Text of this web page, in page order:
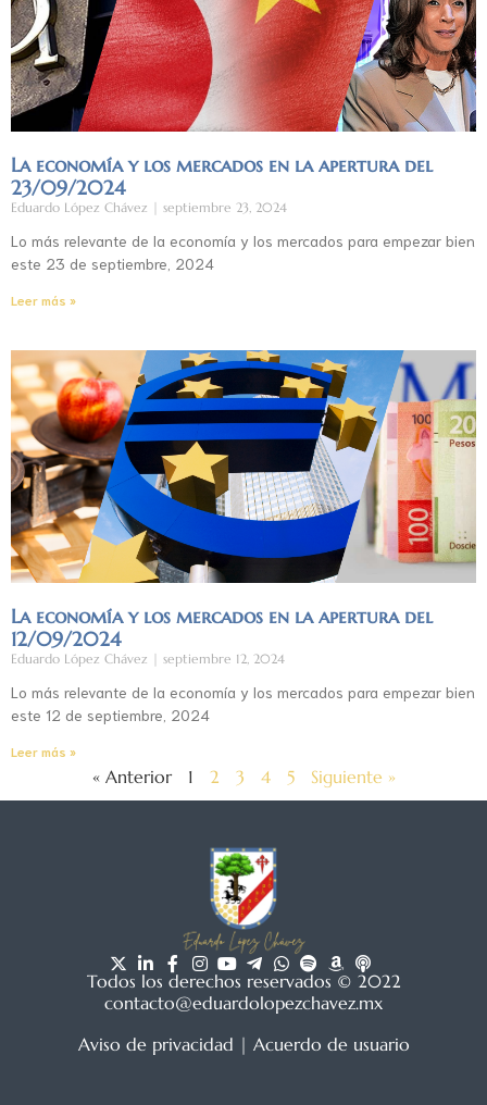
La economía y los mercados en la apertura del
23/09/2024
Eduardo López Chávez septiembre 23, 2024
Lo más relevante de la economía y los mercados para empezar bien
este 23 de septiembre, 2024
Leer más »
La economía y los mercados en la apertura del
12/09/2024
Eduardo López Chávez septiembre 12, 2024
Lo más relevante de la economía y los mercados para empezar bien
este 12 de septiembre, 2024
Leer más »
« Anterior 1 2 3 4 5 Siguiente »
Todos los derechos reservados © 2022
contacto@eduardolopezchavez.mx
Aviso de privacidad | Acuerdo de usuario